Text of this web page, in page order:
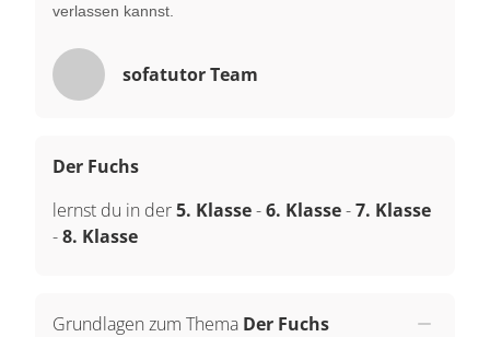
verlassen kannst.
sofatutor Team
Der Fuchs
lernst du in der5. Klasse-6. Klasse-7. Klasse
-8. Klasse
Grundlagen zum Thema Der Fuchs